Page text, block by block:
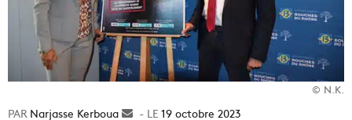
© N.K.
Narjasse Kerboua
Envoyer19 octobre 2023